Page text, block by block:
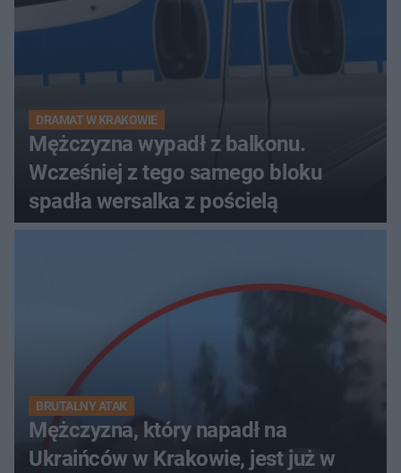
DRAMAT W KRAKOWIE
Mężczyzna wypadł z balkonu.
Wcześniej z tego samego bloku
spadła wersalka z pościelą
BRUTALNY ATAK
Mężczyzna, który napadł na
Ukraińców w Krakowie, jest już w